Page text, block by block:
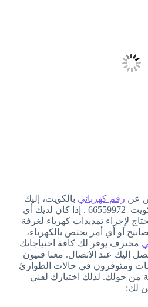
عن رقم كهربائي بالكويت، إليك
رقم أفضل فني كهرباء بالكويت 66559972 . إذا كان لديك أي
لإجراء تمديدات كهرباء لغرفة
أو أي أمر يختص بالكهرباء،
محترف يوفر لك كافة احتياجاتك
إليك عند الاتصال. معنا فنيون
ومتوفرون في حالات الطوارئ
حولك. لذلك اختيارك لفني
لك: